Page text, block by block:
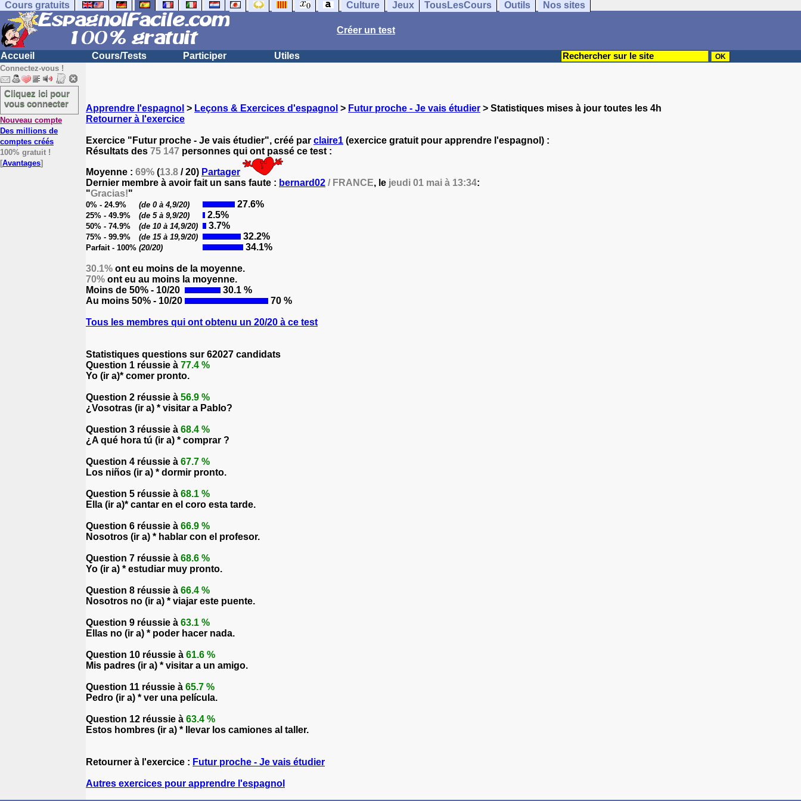
Cours gratuits Culture Jeux TousLesCours Outils Nos sites
Créer un test
Accueil Cours/Tests Participer Utiles
Connectez-vous !
Cliquez ici pour
vous connecter
Nouveau compte
Des millions de
comptes créés
100% gratuit !
[Avantages]
Apprendre l'espagnol > Leçons & Exercices d'espagnol > Futur proche - Je vais étudier > Statistiques mises à jour toutes les 4h
Retourner à l'exercice
Exercice "Futur proche - Je vais étudier", créé par claire1 (exercice gratuit pour apprendre l'espagnol) :
Résultats des 75 147 personnes qui ont passé ce test :
Moyenne : 69% (13.8 / 20) Partager
Dernier membre à avoir fait un sans faute : bernard02 / FRANCE, le jeudi 01 mai à 13:34:
"Gracias!"
0% - 24.9% (de 0 à 4,9/20) 27.6%
25% - 49.9% (de 5 à 9,9/20) 2.5%
50% - 74.9% (de 10 à 14,9/20) 3.7%
75% - 99.9% (de 15 à 19,9/20) 32.2%
Parfait - 100% (20/20) 34.1%
30.1% ont eu moins de la moyenne.
70% ont eu au moins la moyenne.
Moins de 50% - 10/20
30.1 %
Au moins 50% - 10/20
70 %
Tous les membres qui ont obtenu un 20/20 à ce test
Statistiques questions sur 62027 candidats
Question 1 réussie à 77.4 %
Yo (ir a)* comer pronto.
Question 2 réussie à 56.9 %
¿Vosotras (ir a) * visitar a Pablo?
Question 3 réussie à 68.4 %
¿A qué hora tú (ir a) * comprar ?
Question 4 réussie à 67.7 %
Los niños (ir a) * dormir pronto.
Question 5 réussie à 68.1 %
Ella (ir a)* cantar en el coro esta tarde.
Question 6 réussie à 66.9 %
Nosotros (ir a) * hablar con el profesor.
Question 7 réussie à 68.6 %
Yo (ir a) * estudiar muy pronto.
Question 8 réussie à 66.4 %
Nosotros no (ir a) * viajar este puente.
Question 9 réussie à 63.1 %
Ellas no (ir a) * poder hacer nada.
Question 10 réussie à 61.6 %
Mis padres (ir a) * visitar a un amigo.
Question 11 réussie à 65.7 %
Pedro (ir a) * ver una película.
Question 12 réussie à 63.4 %
Estos hombres (ir a) * llevar los camiones al taller.
Retourner à l'exercice : Futur proche - Je vais étudier
Autres exercices pour apprendre l'espagnol